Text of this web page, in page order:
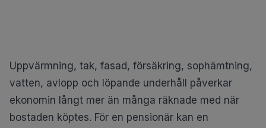
Uppvärmning, tak, fasad, försäkring, sophämtning,
vatten, avlopp och löpande underhåll påverkar
ekonomin långt mer än många räknade med när
bostaden köptes. För en pensionär kan en